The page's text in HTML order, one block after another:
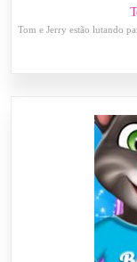
Tom e Jerry estão lutando